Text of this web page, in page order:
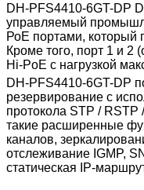
DH-PFS4410-6GT-DP
управляемый
РоЕ портами, который
Кроме того, порт 1 и
Hi-PoE с нагрузкой
DH-PFS4410-6GT-DP
резервирование с
протокола STP / RSTP
такие расширенные
каналов,
отслеживание IGMP,
статическая IP-